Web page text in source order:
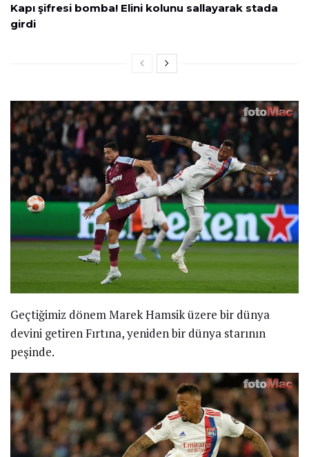
Kapı şifresi bomba! Elini kolunu sallayarak stada
girdi
Geçtiğimiz dönem Marek Hamsik üzere bir dünya
devini getiren Fırtına, yeniden bir dünya starının
peşinde.